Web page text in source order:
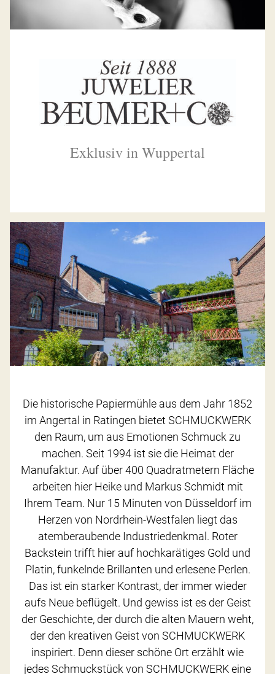
Exklusiv in Wuppertal
Die historische Papiermühle aus dem Jahr 1852
im Angertal in Ratingen bietet SCHMUCKWERK
den Raum, um aus Emotionen Schmuck zu
machen. Seit 1994 ist sie die Heimat der
Manufaktur. Auf über 400 Quadratmetern Fläche
arbeiten hier Heike und Markus Schmidt mit
Ihrem Team. Nur 15 Minuten von Düsseldorf im
Herzen von Nordrhein-Westfalen liegt das
atemberaubende Industriedenkmal. Roter
Backstein trifft hier auf hochkarätiges Gold und
Platin, funkelnde Brillanten und erlesene Perlen.
Das ist ein starker Kontrast, der immer wieder
aufs Neue beflügelt. Und gewiss ist es der Geist
der Geschichte, der durch die alten Mauern weht,
der den kreativen Geist von SCHMUCKWERK
inspiriert. Denn dieser schöne Ort erzählt wie
jedes Schmuckstück von SCHMUCKWERK eine